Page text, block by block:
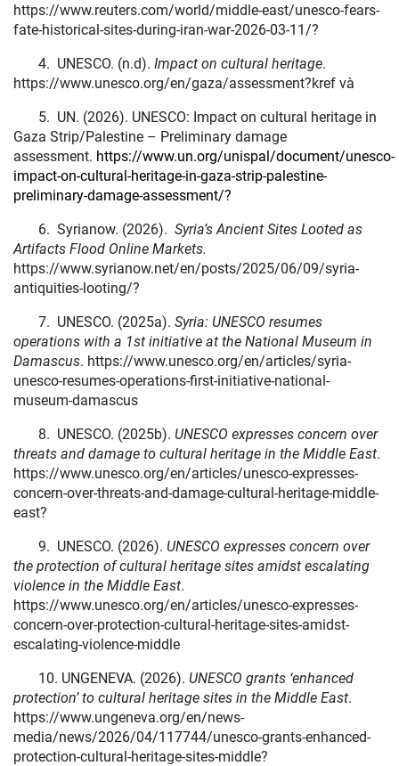
https://www.reuters.com/world/middle-east/unesco-fears-
fate-historical-sites-during-iran-war-2026-03-11/?
4. UNESCO. (n.d).Impact on cultural heritage.
https://www.unesco.org/en/gaza/assessment?kref và
5. UN. (2026). UNESCO: Impact on cultural heritage in
Gaza Strip/Palestine – Preliminary damage
assessment. https://www.un.org/unispal/document/unesco-
impact-on-cultural-heritage-in-gaza-strip-palestine-
preliminary-damage-assessment/?
6. Syrianow. (2026). Syria’s Ancient Sites Looted as
Artifacts Flood Online Markets.
https://www.syrianow.net/en/posts/2025/06/09/syria-
antiquities-looting/?
7. UNESCO. (2025a).Syria: UNESCO resumes
operations with a 1st initiative at the National Museum in
Damascus. https://www.unesco.org/en/articles/syria-
unesco-resumes-operations-first-initiative-national-
museum-damascus
8. UNESCO. (2025b). UNESCO expresses concern over
threats and damage to cultural heritage in the Middle East.
https://www.unesco.org/en/articles/unesco-expresses-
concern-over-threats-and-damage-cultural-heritage-middle-
east?
9. UNESCO. (2026). UNESCO expresses concern over
the protection of cultural heritage sites amidst escalating
violence in the Middle East.
https://www.unesco.org/en/articles/unesco-expresses-
concern-over-protection-cultural-heritage-sites-amidst-
escalating-violence-middle
10. UNGENEVA. (2026). UNESCO grants ‘enhanced
protection’ to cultural heritage sites in the Middle East.
https://www.ungeneva.org/en/news-
media/news/2026/04/117744/unesco-grants-enhanced-
protection-cultural-heritage-sites-middle?